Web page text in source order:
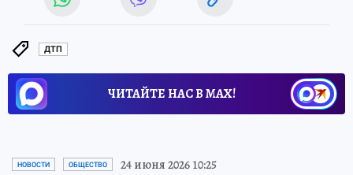
ДТП
ЧИТАЙТЕ НАС В МАХ!
НОВОСТИ ОБЩЕСТВО 24 июня 2026 10:25